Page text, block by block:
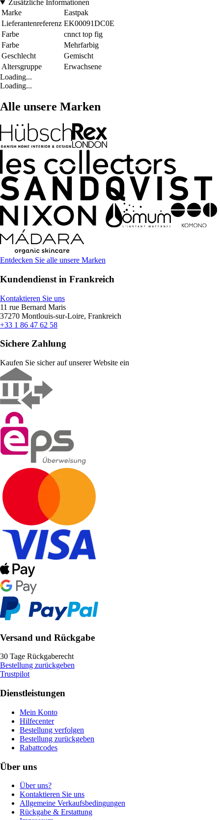
Zusätzliche Informationen
Marke
Eastpak
Lieferantenreferenz EK00091DC0E
Farbe
cnnct top fig
Farbe
Mehrfarbig
Geschlecht
Gemischt
Altersgruppe
Erwachsene
Loading...
Loading...
Alle unsere Marken
Entdecken Sie alle unsere Marken
Kundendienst in Frankreich
Kontaktieren Sie uns
11 rue Bernard Maris
37270 Montlouis-sur-Loire, Frankreich
+33 1 86 47 62 58
Sichere Zahlung
Kaufen Sie sicher auf unserer Website ein
Versand und Rückgabe
30 Tage Rückgaberecht
Bestellung zurückgeben
Trustpilot
Dienstleistungen
Mein Konto
Hilfecenter
Bestellung verfolgen
Bestellung zurückgeben
Rabattcodes
Über uns
Über uns?
Kontaktieren Sie uns
Allgemeine Verkaufsbedingungen
Rückgabe & Erstattung